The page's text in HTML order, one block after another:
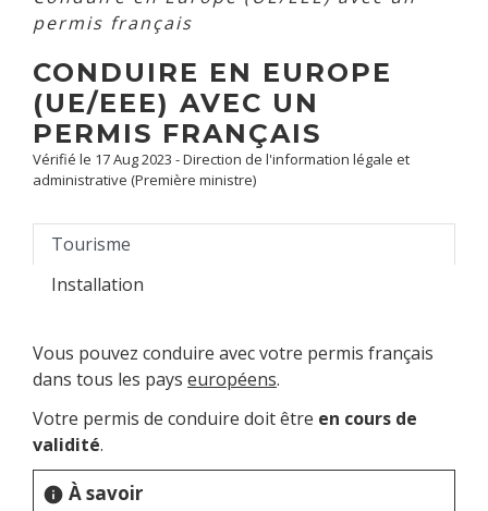
permis français
CONDUIRE EN EUROPE
(UE/EEE) AVEC UN
PERMIS FRANÇAIS
Vérifié le 17 Aug 2023 - Direction de l'information légale et
administrative (Première ministre)
Tourisme
Installation
Vous pouvez conduire avec votre permis français
dans tous les pays européens.
Votre permis de conduire doit être en cours de
validité.
info À savoir